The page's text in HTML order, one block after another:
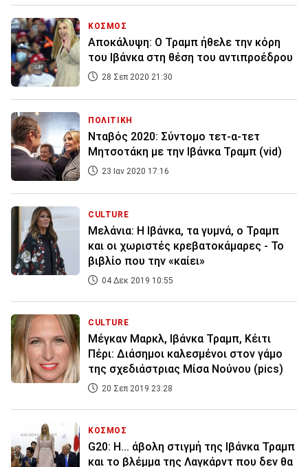
ΚΟΣΜΟΣ
Αποκάλυψη: Ο Τραμπ ήθελε την κόρη
του Ιβάνκα στη θέση του αντιπροέδρου
28 Σεπ 2020 21:30
ΠΟΛΙΤΙΚΗ
Νταβός 2020: Σύντομο τετ-α-τετ
Μητσοτάκη με την Ιβάνκα Τραμπ (vid)
23 Ιαν 2020 17:16
CULTURE
Μελάνια: Η Ιβάνκα, τα γυμνά, ο Τραμπ
και οι χωριστές κρεβατοκάμαρες - Το
βιβλίο που την «καίει»
04 Δεκ 2019 10:55
CULTURE
Μέγκαν Μαρκλ, Ιβάνκα Τραμπ, Κέιτι
Πέρι: Διάσημοι καλεσμένοι στον γάμο
της σχεδιάστριας Μίσα Νούνου (pics)
20 Σεπ 2019 23:28
ΚΟΣΜΟΣ
G20: Η... άβολη στιγμή της Ιβάνκα Τραμπ
και το βλέμμα της Λαγκάρντ που δεν θα